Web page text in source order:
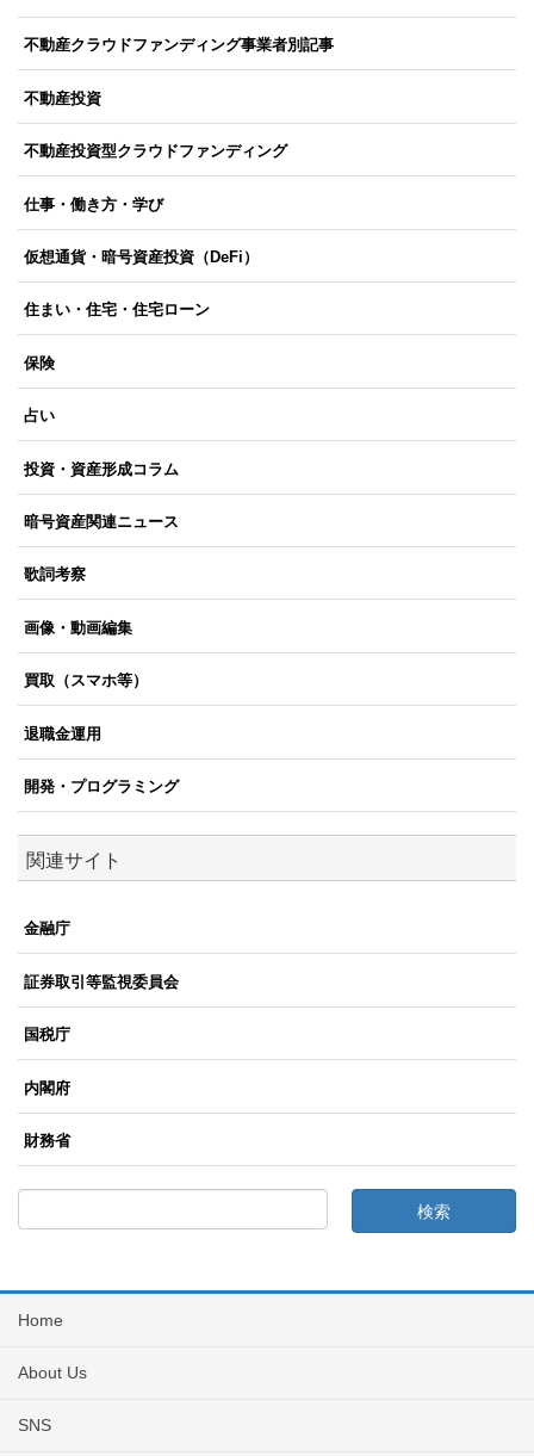
不動産クラウドファンディング事業者別記事
不動産投資
不動産投資型クラウドファンディング
仕事・働き方・学び
仮想通貨・暗号資産投資（DeFi）
住まい・住宅・住宅ローン
保険
占い
投資・資産形成コラム
暗号資産関連ニュース
歌詞考察
画像・動画編集
買取（スマホ等）
退職金運用
開発・プログラミング
関連サイト
金融庁
証券取引等監視委員会
国税庁
内閣府
財務省
Home
About Us
SNS